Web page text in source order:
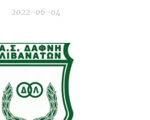
2022-06-04